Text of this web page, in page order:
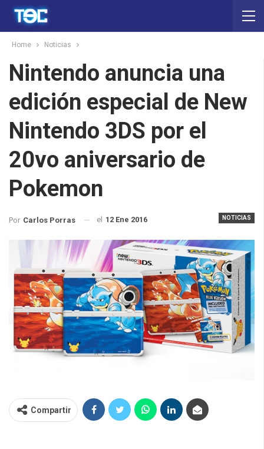
Home Noticias
Nintendo anuncia una
edición especial de New
Nintendo 3DS por el
20vo aniversario de
Pokemon
NOTICIAS
Por Carlos Porras el 12 Ene 2016
Compartir